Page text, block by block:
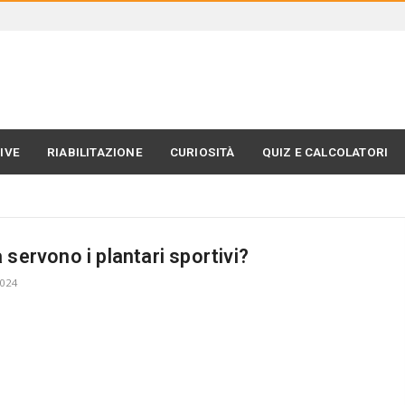
RIABILITAZIONE CURIOSITÀ QUIZ E CALCOLATORI
servono i plantari sportivi?